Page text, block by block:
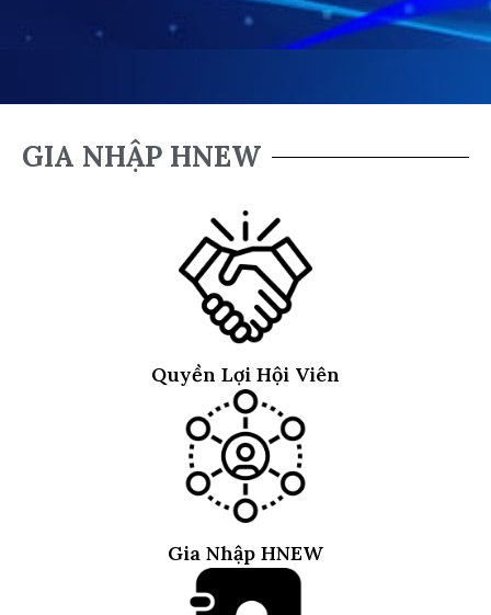
GIA NHẬP HNEW
Quyền Lợi Hội Viên
Gia Nhập HNEW